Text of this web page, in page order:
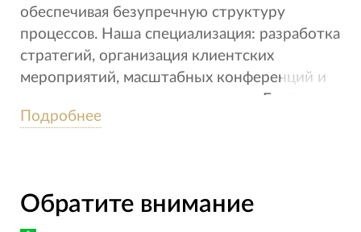
обеспечивая безупречную структуру
процессов. Наша специализация: разработка
стратегий, организация клиентских
мероприятий, масштабных конференций и
внутрикорпоративных программ. For People
Group — это профессионализм, точность в
бизнес.
Подробнее
Обратите внимание